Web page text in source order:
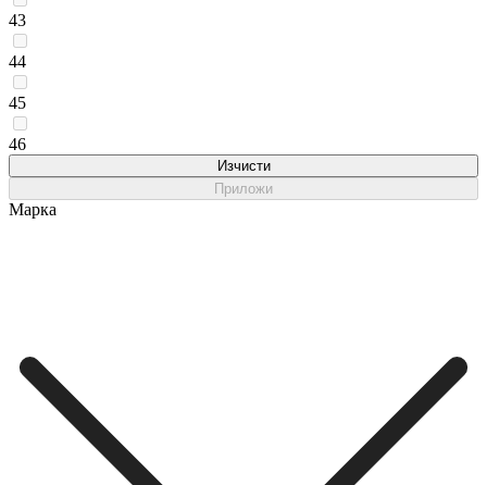
43
44
45
46
Изчисти
Приложи
Марка